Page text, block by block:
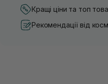
Кращі ціни та топ
Рекомендації від